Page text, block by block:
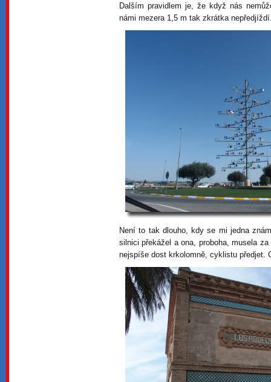
Dalším pravidlem je, že když nás
námi mezera 1,5 m tak zkrátka
Není to tak dlouho, kdy se mi jedna
silnici překážel a ona, proboha, musela
nejspíše dost krkolomně, cyklistu předjet.